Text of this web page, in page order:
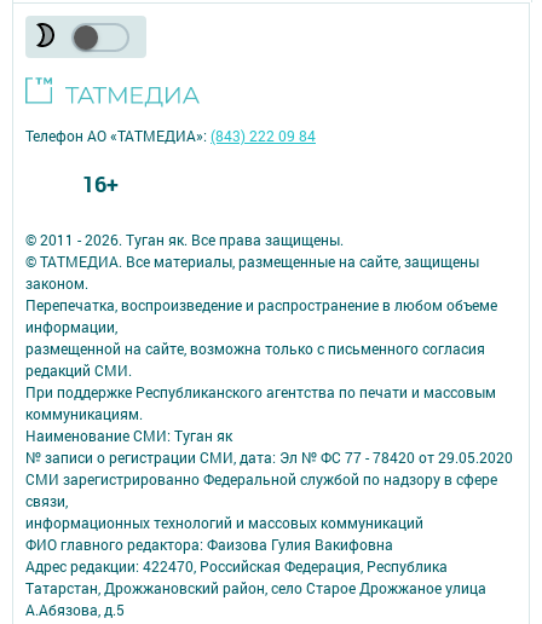
© 2011 - 2026. Туган як. Все права защищены.
© ТАТМЕДИА. Все материалы, размещенные на сайте, защищены
законом.
Перепечатка, воспроизведение и распространение в любом объеме
информации,
размещенной на сайте, возможна только с письменного согласия
редакций СМИ.
При поддержке Республиканского агентства по печати и массовым
коммуникациям.
Наименование СМИ: Туган як
№ записи о регистрации СМИ, дата: Эл № ФС 77 - 78420 от 29.05.2020
СМИ зарегистрированно Федеральной службой по надзору в сфере
связи,
информационных технологий и массовых коммуникаций
ФИО главного редактора: Фаизова Гулия Вакифовна
Адрес редакции: 422470, Российская Федерация, Республика
Татарстан, Дрожжановский район, село Старое Дрожжаное улица
А.Абязова, д.5
Телефон АО «ТАТМЕДИА»:(843) 222 09 84
16+